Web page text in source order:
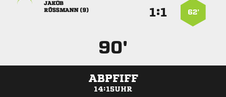
62’
:

 
90'
ABPFIFF
14:15UHR